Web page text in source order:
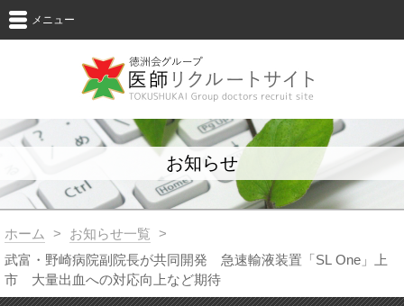
メニュー
お知らせ
ホーム > お知らせ一覧 >
武富・野崎病院副院長が共同開発 急速輸液装置「SL One」上
市 大量出血への対応向上など期待